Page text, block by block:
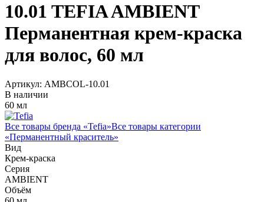
10.01 TEFIA AMBIENT
Перманентная крем-краска
для волос, 60 мл
Артикул: AMBCOL-10.01
В наличии
60 мл
Все товары бренда «Tefia»Все товары категории
«Перманентный краситель»
Вид
Крем-краска
Серия
AMBIENT
Объём